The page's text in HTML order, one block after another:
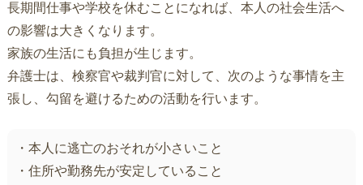
長期間仕事や学校を休むことになれば、本人の社会生活へ
の影響は大きくなります。
家族の生活にも負担が生じます。
弁護士は、検察官や裁判官に対して、次のような事情を主
張し、勾留を避けるための活動を行います。
・本人に逃亡のおそれが小さいこと
・住所や勤務先が安定していること